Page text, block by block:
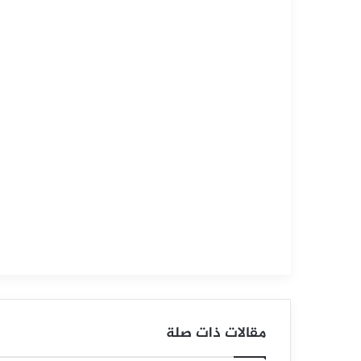
و
ل
مقالات ذات صلة